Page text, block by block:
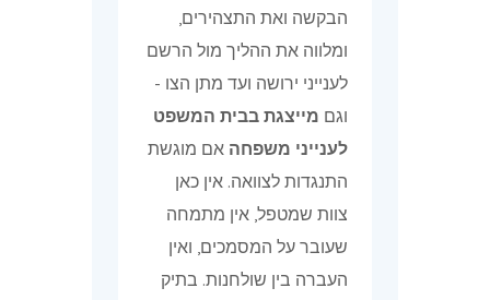
הבקשה ואת התצהירים,
ומלווה את ההליך מול הרשם
לענייני ירושה ועד מתן הצו -
וגם מייצגת בבית המשפט
לענייני משפחה אם מוגשת
התנגדות לצוואה. אין כאן
צוות שמטפל, אין מתמחה
שעובר על המסמכים, ואין
העברה בין שולחנות. בתיק